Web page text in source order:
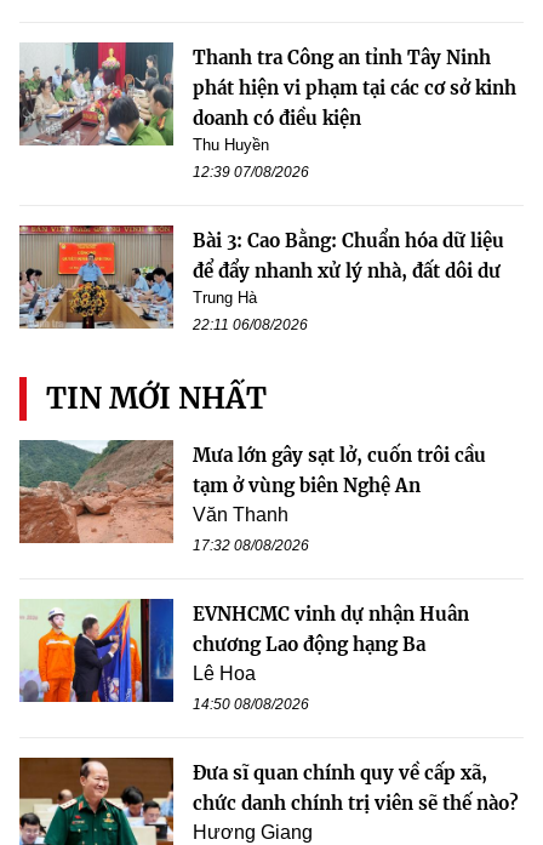
Thanh tra Công an tỉnh Tây Ninh
phát hiện vi phạm tại các cơ sở kinh
doanh có điều kiện
Thu Huyền
12:39 07/08/2026
Bài 3: Cao Bằng: Chuẩn hóa dữ liệu
để đẩy nhanh xử lý nhà, đất dôi dư
Trung Hà
22:11 06/08/2026
TIN MỚI NHẤT
Mưa lớn gây sạt lở, cuốn trôi cầu
tạm ở vùng biên Nghệ An
Văn Thanh
17:32 08/08/2026
EVNHCMC vinh dự nhận Huân
chương Lao động hạng Ba
Lê Hoa
14:50 08/08/2026
Đưa sĩ quan chính quy về cấp xã,
chức danh chính trị viên sẽ thế nào?
Hương Giang